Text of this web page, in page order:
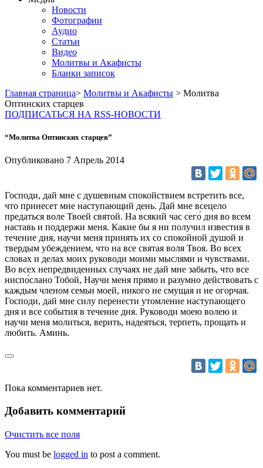
Новости
Фотографии
Аудио
Статьи
Видео
Молитвы и Акафисты
Бланки записок
Главная страница> Молитвы и Акафисты > Молитва
Оптинских старцев
ПОДПИСАТЬСЯ НА RSS-НОВОСТИ
“Молитва Оптинских старцев”
Опубликовано 7 Апрель 2014
Господи, дай мне с душевным спокойствием встретить все,
что принесет мне наступающий день. Дай мне всецело
предаться воле Твоей святой. На всякий час сего́ дня во всем
наставь и поддержи меня. Какие бы я ни получил известия в
течение дня, научи меня принять их со спокойной душой и
твердым убеждением, что на все святая воля Твоя. Во всех
словах и делах моих руководи моими мыслями и чувствами.
Во всех непредвиденных случаях не дай мне забыть, что все
ниспо́слано Тобой, Научи меня прямо и разумно действовать с
каждым членом семьи моей, никого не смущая и не огорчая.
Господи, дай мне силу перенести утомление наступающего
дня и все события в течение дня. Руководи моею волею и
научи меня молиться, верить, надеяться, терпеть, прощать и
любить. Аминь.
Пока комментариев нет.
Добавить комментарий
Очистить все поля
You must be logged in to post a comment.